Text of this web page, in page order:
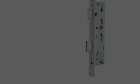
automatischen Türen – funktional, sicher,